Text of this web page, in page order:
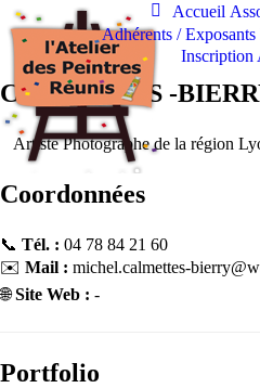
Accueil
Adhérents / Exposants
Inscription
CALMETTES -
Artiste Photographe de la région
Coordonnées
📞 Tél. : 04 78 84 21 60
✉️ Mail : michel.calmettes-
🌐Site Web : -
Portfolio